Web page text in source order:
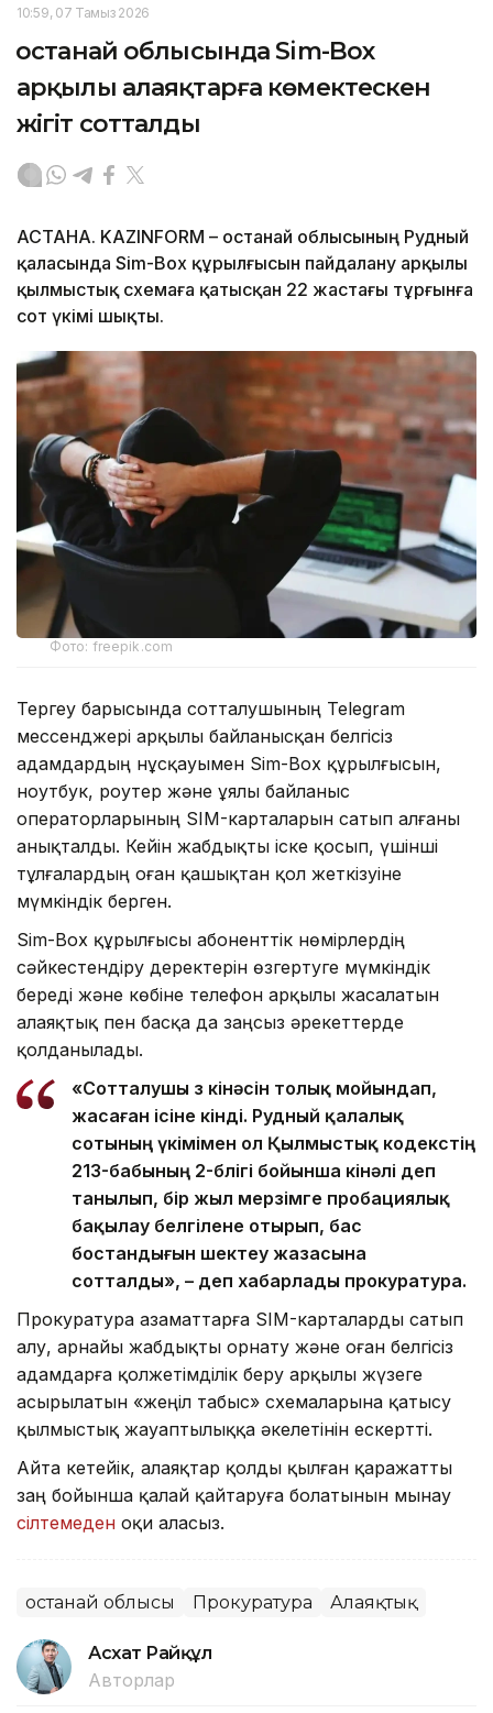
10:59, 07 Тамыз 2026
Қостанай облысында Sim-Box
арқылы алаяқтарға көмектескен
жігіт сотталды
АСТАНА. KAZINFORM – Қостанай облысының Рудный
қаласында Sim-Box құрылғысын пайдалану арқылы
қылмыстық схемаға қатысқан 22 жастағы тұрғынға
сот үкімі шықты.
Фото: freepik.com
Тергеу барысында сотталушының Telegram
мессенджері арқылы байланысқан белгісіз
адамдардың нұсқауымен Sim-Box құрылғысын,
ноутбук, роутер және ұялы байланыс
операторларының SIM-карталарын сатып алғаны
анықталды. Кейін жабдықты іске қосып, үшінші
тұлғалардың оған қашықтан қол жеткізуіне
мүмкіндік берген.
Sim-Box құрылғысы абоненттік нөмірлердің
сәйкестендіру деректерін өзгертуге мүмкіндік
береді және көбіне телефон арқылы жасалатын
алаяқтық пен басқа да заңсыз әрекеттерде
қолданылады.
«Сотталушы өз кінәсін толық мойындап,
жасаған ісіне өкінді. Рудный қалалық
сотының үкімімен ол Қылмыстық кодекстің
213-бабының 2-бөлігі бойынша кінәлі деп
танылып, бір жыл мерзімге пробациялық
бақылау белгілене отырып, бас
бостандығын шектеу жазасына
сотталды», – деп хабарлады прокуратура.
Прокуратура азаматтарға SIM-карталарды сатып
алу, арнайы жабдықты орнату және оған белгісіз
адамдарға қолжетімділік беру арқылы жүзеге
асырылатын «жеңіл табыс» схемаларына қатысу
қылмыстық жауаптылыққа әкелетінін ескертті.
Айта кетейік, алаяқтар қолды қылған қаражатты
заң бойынша қалай қайтаруға болатынын мынау
сілтемеден оқи аласыз.
Қостанай облысы Прокуратура Алаяқтық
Асхат Райқұл
Авторлар